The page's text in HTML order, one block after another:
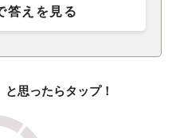
答えを見る
思ったらタップ！